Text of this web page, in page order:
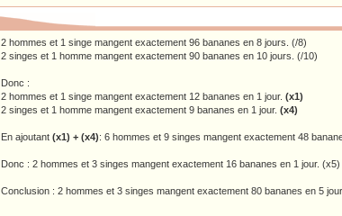
2 hommes et 1 singe mangent exactement 96 bananes en 8 jours. (/8)
2 singes et 1 homme mangent exactement 90 bananes en 10 jours. (/10)
Donc :
2 hommes et 1 singe mangent exactement 12 bananes en 1 jour. (x1)
2 singes et 1 homme mangent exactement 9 bananes en 1 jour. (x4)
En ajoutant (x1) + (x4): 6 hommes et 9 singes mangent exactement 48
Donc : 2 hommes et 3 singes mangent exactement 16 bananes en 1 jour. (x5)
Conclusion : 2 hommes et 3 singes mangent exactement 80 bananes en 5